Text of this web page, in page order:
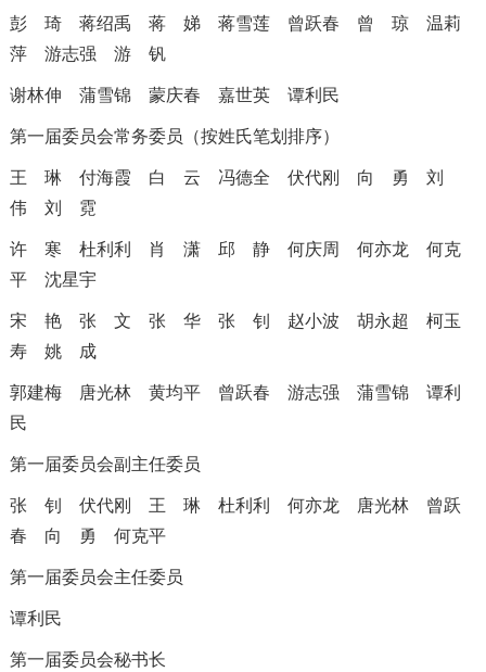
彭 琦 蒋绍禹 蒋 娣 蒋雪莲 曾跃春 曾 琼 温莉
萍 游志强 游 钒
谢林伸 蒲雪锦 蒙庆春 嘉世英 谭利民
第一届委员会常务委员（按姓氏笔划排序）
王 琳 付海霞 白 云 冯德全 伏代刚 向 勇 刘
伟 刘 霓
许 寒 杜利利 肖 潇 邱 静 何庆周 何亦龙 何克
平 沈星宇
宋 艳 张 文 张 华 张 钊 赵小波 胡永超 柯玉
寿 姚 成
郭建梅 唐光林 黄均平 曾跃春 游志强 蒲雪锦 谭利
民
第一届委员会副主任委员
张 钊 伏代刚 王 琳 杜利利 何亦龙 唐光林 曾跃
春 向 勇 何克平
第一届委员会主任委员
谭利民
第一届委员会秘书长